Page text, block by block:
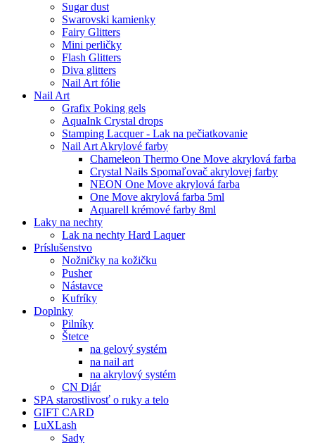
Sugar dust
Swarovski kamienky
Fairy Glitters
Mini perličky
Flash Glitters
Diva glitters
Nail Art fólie
Nail Art
Grafix Poking gels
AquaInk Crystal drops
Stamping Lacquer - Lak na pečiatkovanie
Nail Art Akrylové farby
Chameleon Thermo One Move akrylová farba
Crystal Nails Spomaľovač akrylovej farby
NEON One Move akrylová farba
One Move akrylová farba 5ml
Aquarell krémové farby 8ml
Laky na nechty
Lak na nechty Hard Laquer
Príslušenstvo
Nožničky na kožičku
Pusher
Nástavce
Kufríky
Doplnky
Pilníky
Štetce
na gelový systém
na nail art
na akrylový systém
CN Diár
SPA starostlivosť o ruky a telo
GIFT CARD
LuXLash
Sady